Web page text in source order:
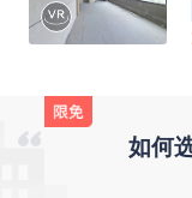
如何